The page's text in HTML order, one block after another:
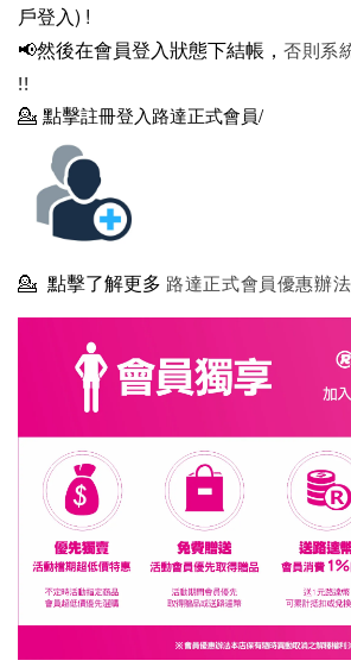
戶登入) !
📢然後在會員登入狀態下結帳， 否則系
!!
💁 點擊註冊登入路達正式會員/
💁 點擊了解更多 路達正式會員優惠辦